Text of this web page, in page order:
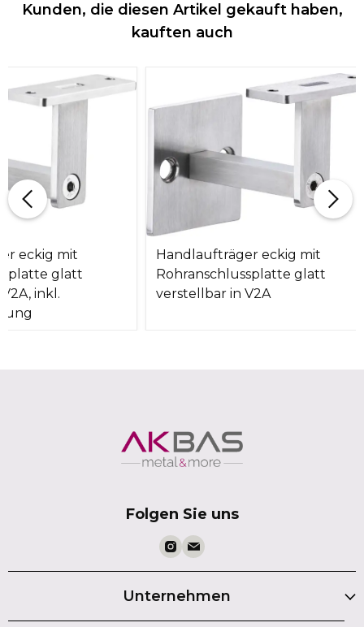
Kunden, die diesen Artikel gekauft haben,
kauften auch
eckig mit
glatt
inkl.
Handlaufträger eckig mit
Rohranschlussplatte glatt
verstellbar in V2A
Folgen Sie uns
Unternehmen